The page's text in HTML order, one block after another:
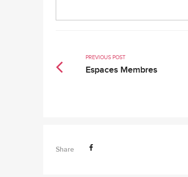
PREVIOUS POST
Espaces Membres
Share